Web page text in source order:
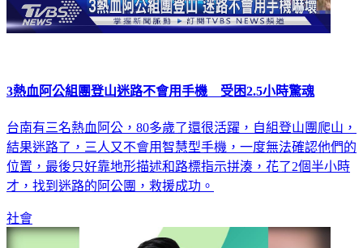
台南有三名熱血阿公，80多歲了還很活躍，自組登山團爬山，
結果迷路了，三人又不會用智慧型手機，一度無法確認他們的
位置，最後只好靠地形描述和路標指示拼湊，花了2個半小時
社會